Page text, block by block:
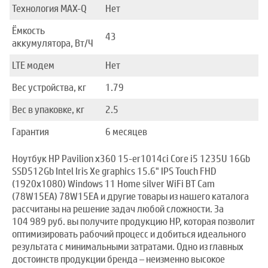
Технология MAX-Q
Нет
Ёмкость
аккумулятора, Вт/Ч
43
LTE модем
Нет
Вес устройства, кг
1.79
Вес в упаковке, кг
2.5
Гарантия
6 месяцев
Ноутбук HP Pavilion x360 15-er1014ci Core i5 1235U 16Gb
SSD512Gb Intel Iris Xe graphics 15.6" IPS Touch FHD
(1920x1080) Windows 11 Home silver WiFi BT Cam
(78W15EA) 78W15EA и другие товары из нашего каталога
рассчитаны на решение задач любой сложности. За
104 989 руб. вы получите продукцию HP, которая позволит
оптимизировать рабочий процесс и добиться идеального
результата с минимальными затратами. Одно из главных
достоинств продукции бренда – неизменно высокое